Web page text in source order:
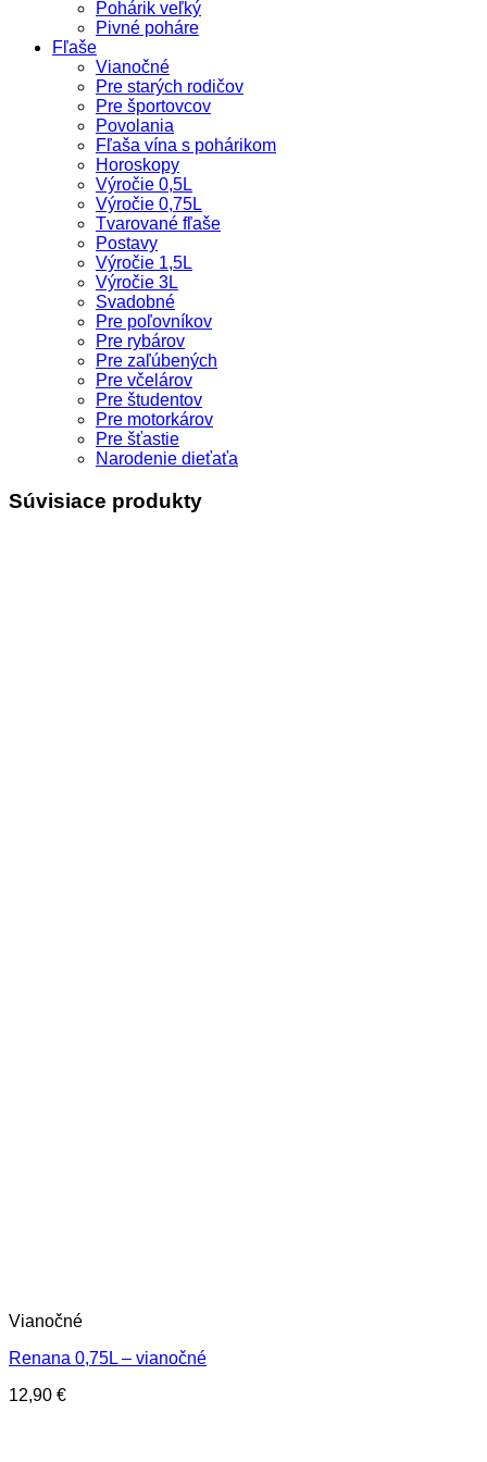
Pohárik veľký
Pivné poháre
Fľaše
Vianočné
Pre starých rodičov
Pre športovcov
Povolania
Fľaša vína s pohárikom
Horoskopy
Výročie 0,5L
Výročie 0,75L
Tvarované fľaše
Postavy
Výročie 1,5L
Výročie 3L
Svadobné
Pre poľovníkov
Pre rybárov
Pre zaľúbených
Pre včelárov
Pre študentov
Pre motorkárov
Pre šťastie
Narodenie dieťaťa
Súvisiace produkty
Vianočné
Renana 0,75L – vianočné
12,90 €